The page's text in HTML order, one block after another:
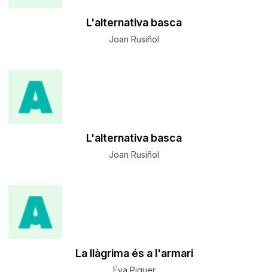
L'alternativa basca
Joan Rusiñol
L'alternativa basca
Joan Rusiñol
La llàgrima és a l'armari